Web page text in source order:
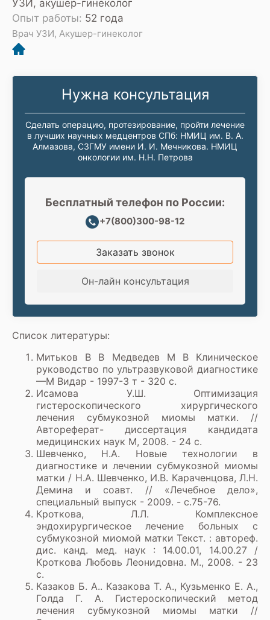
УЗИ, акушер-гинеколог
Опыт работы: 52 года
Врач УЗИ, Акушер-гинеколог
Нужна консультация
Сделать операцию, протезирование, пройти лечение
в лучших научных медцентров СПб: НМИЦ им. В. А.
Алмазова, СЗГМУ имени И. И. Мечникова. НМИЦ
онкологии им. Н.Н. Петрова
Бесплатный телефон по России:
+7(800)300-98-12
Заказать звонок
Он-лайн консультация
Список литературы:
Митьков В В Медведев М В Клиническое
руководство по ультразвуковой диагностике
—М Видар - 1997-3 т - 320 с.
Исамова У.Ш. Оптимизация
гистероскопического хирургического
лечения субмукозной миомы матки. //
Автореферат- диссертация кандидата
медицинских наук М, 2008. - 24 с.
Шевченко, Н.А. Новые технологии в
диагностике и лечении субмукозной миомы
матки / Н.А. Шевченко, И.В. Караченцова, Л.Н.
Демина и соавт. // «Лечебное дело»,
специальный выпуск - 2009. - с.75-76.
Кроткова, Л.Л. Комплексное
эндохирургическое лечение больных с
субмукозной миомой матки Текст. : автореф.
дис. канд. мед. наук : 14.00.01, 14.00.27 /
Кроткова Любовь Леонидовна. М., 2008. - 23
с.
Казаков Б. А.. Казакова Т. А., Кузьменко Е. А.,
Голда Г. А. Гистероскопический метод
лечения субмукозной миомы матки //